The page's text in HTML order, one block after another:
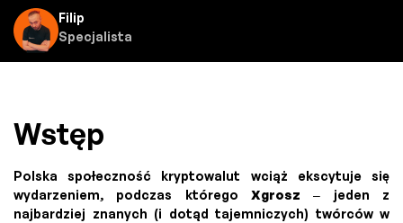
Filip
Specjalista
Wstęp
Polska społeczność kryptowalut wciąż ekscytuje się
wydarzeniem, podczas którego Xgrosz – jeden z
najbardziej znanych (i dotąd tajemniczych) twórców w